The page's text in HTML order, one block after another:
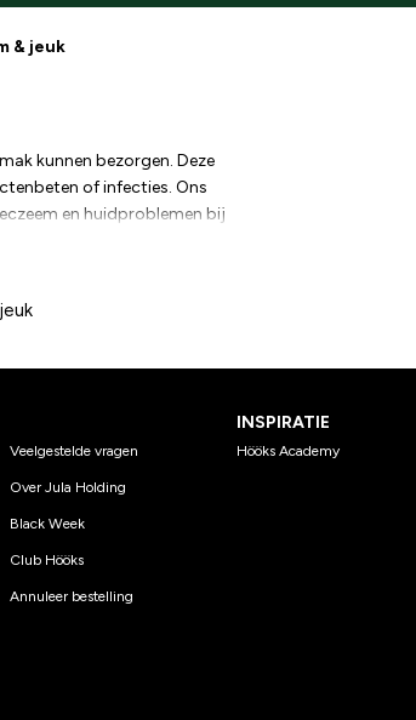
& jeuk
kunnen bezorgen. Deze
of infecties. Ons
en huidproblemen bij
de beschadigde huid te
Geef je hond de gewenste
Veelgestelde vragen
Over Jula Holding
Black Week
Club Hööks
Annuleer bestelling
INSPIRATIE
Hööks Academy